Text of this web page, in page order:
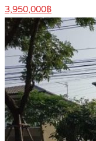
3,950,000฿